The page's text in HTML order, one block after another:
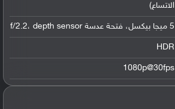
الاتساع)
5 ميجا بيكسل، فتحة عدسة f/2.2، depth sensor
HDR
1080p@30fps